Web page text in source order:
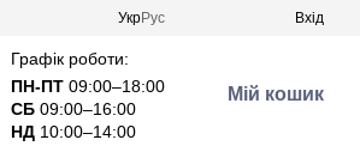
УкрРус Вхід
Графік роботи:
ПН-ПТ 09:00–18:00
СБ 09:00–16:00
НД 10:00–14:00
Мій кошик